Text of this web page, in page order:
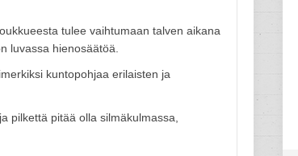
tulee vaihtumaan talven aikana
luvassa hienosäätöä.
kuntopohjaa erilaisten ja
pilkettä pitää olla silmäkulmassa,